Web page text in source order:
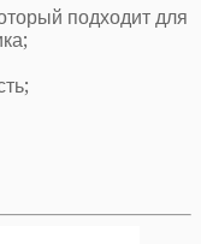
подходит для